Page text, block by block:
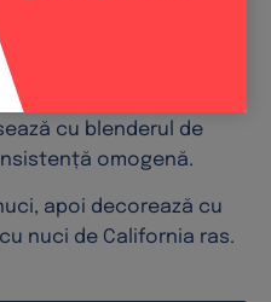
sarea, zahărul și
la foc mic timp de 40
cu piper.
cu blenderul de
omogenă.
apoi decorează cu
nuci de California ras.